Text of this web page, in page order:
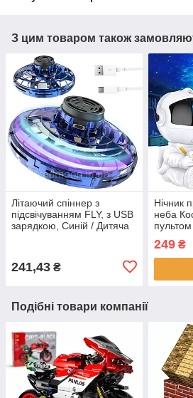
З цим товаром також
Літаючий спіннер з
підсвічуванням FLY, з USB
зарядкою, Синій / Дитяча
241,43 ₴
Нічник
неба
249₴
Подібні товари компанії